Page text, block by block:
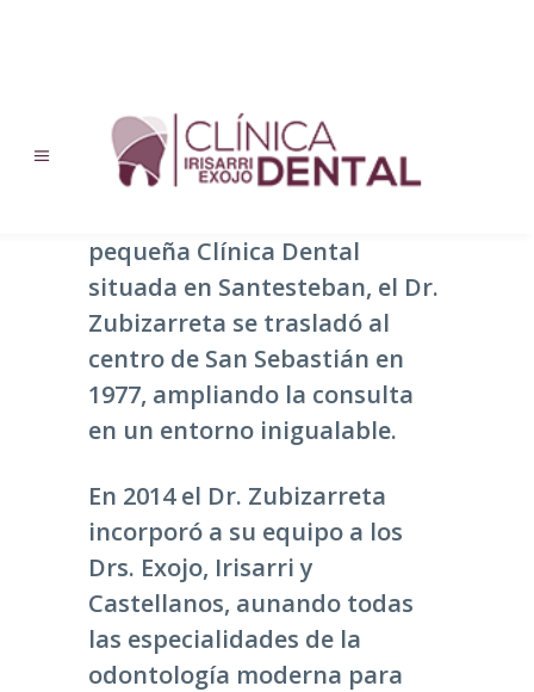
Clínica
pequeña Clínica Dental
situada en Santesteban, el Dr.
Zubizarreta se trasladó al
centro de San Sebastián en
1977, ampliando la consulta
en un entorno inigualable.
En 2014 el Dr. Zubizarreta
incorporó a su equipo a los
Drs. Exojo, Irisarri y
Castellanos, aunando todas
las especialidades de la
odontología moderna para